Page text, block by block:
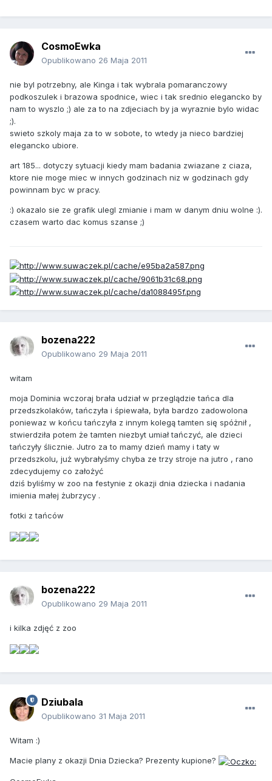
CosmoEwka
Opublikowano 26 Maja 2011
nie byl potrzebny, ale Kinga i tak wybrala pomaranczowy
podkoszulek i brazowa spodnice, wiec i tak srednio elegancko by
nam to wyszlo ;) ale za to na zdjeciach by ja wyraznie bylo widac
;).
swieto szkoly maja za to w sobote, to wtedy ja nieco bardziej
elegancko ubiore.
art 185... dotyczy sytuacji kiedy mam badania zwiazane z ciaza,
ktore nie moge miec w innych godzinach niz w godzinach gdy
powinnam byc w pracy.
:) okazalo sie ze grafik ulegl zmianie i mam w danym dniu wolne :).
czasem warto dac komus szanse ;)
bozena222
Opublikowano 29 Maja 2011
witam
moja Dominia wczoraj brała udział w przeglądzie tańca dla
przedszkolaków, tańczyła i śpiewała, była bardzo zadowolona
poniewaz w końcu tańczyła z innym kolegą tamten się spóżnił ,
stwierdziła potem że tamten niezbyt umiał tańczyć, ale dzieci
tańczyły ślicznie. Jutro za to mamy dzień mamy i taty w
przedszkolu, już wybrałyśmy chyba ze trzy stroje na jutro , rano
zdecydujemy co założyć
dziś byliśmy w zoo na festynie z okazji dnia dziecka i nadania
imienia małej żubrzycy .
fotki z tańców
bozena222
Opublikowano 29 Maja 2011
i kilka zdjęć z zoo
Dziubala
Opublikowano 31 Maja 2011
Witam :)
Macie plany z okazji Dnia Dziecka? Prezenty kupione?